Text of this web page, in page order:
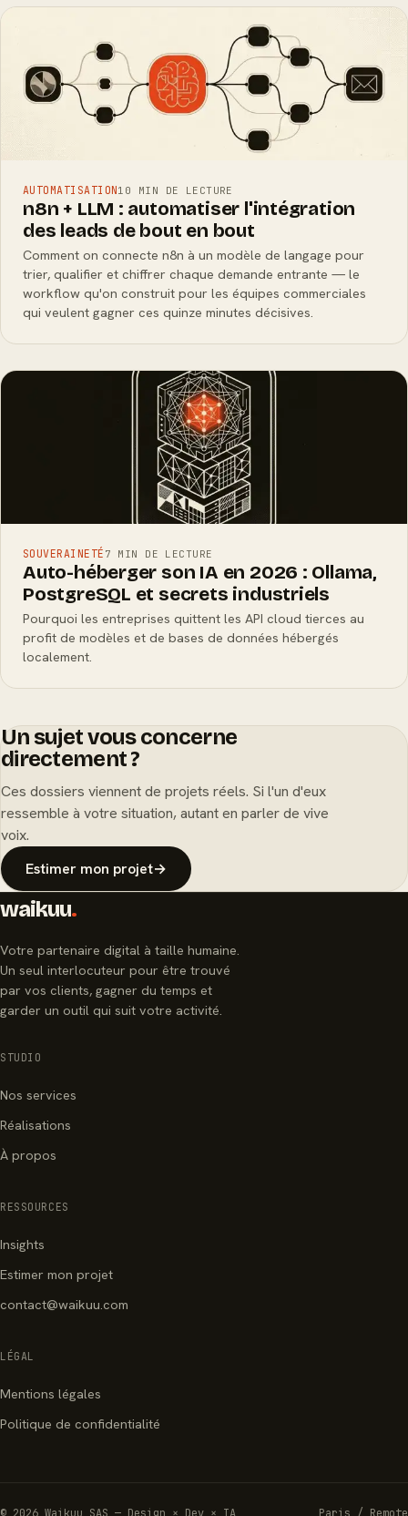
AUTOMATISATION10 MIN DE LECTURE
n8n + LLM : automatiser l'intégration
des leads de bout en bout
Comment on connecte n8n à un modèle de langage pour
trier, qualifier et chiffrer chaque demande entrante — le
workflow qu'on construit pour les équipes commerciales
qui veulent gagner ces quinze minutes décisives.
SOUVERAINETÉ 7 MIN DE LECTURE
Auto-héberger son IA en 2026 : Ollama,
PostgreSQL et secrets industriels
Pourquoi les entreprises quittent les API cloud tierces au
profit de modèles et de bases de données hébergés
localement.
Un sujet vous concerne
directement ?
Ces dossiers viennent de projets réels. Si l'un d'eux
ressemble à votre situation, autant en parler de vive
voix.
Estimer mon projet→
waikuu.
Votre partenaire digital à taille humaine.
Un seul interlocuteur pour être trouvé
par vos clients, gagner du temps et
garder un outil qui suit votre activité.
STUDIO
Nos services
Réalisations
À propos
RESSOURCES
Insights
Estimer mon projet
contact@waikuu.com
LÉGAL
Mentions légales
Politique de confidentialité